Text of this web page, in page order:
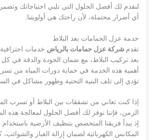
لنقدم لك أفضل الحلول التي تلبي احتياجاتك
أي أضرار محتملة، لأن راحتك هي أولويتنا.
خدمة عزل الحمامات بعد البلاط
تقدم شركة عزل حمامات بالرياض خدمات
بعد تركيب البلاط، مع ضمان الجودة والدقة في
أهمية هذه الخدمة في حماية دورات المياه من
تؤدي إلى تلف البنية التحتية وظهور مشاكل في
إذا كنت تعاني من تشققات بين البلاط أو تسرب
الزمن، فإننا نوفر لك أفضل الحلول لمعالجة هذه
إذ يبدأ فريقنا المتخصص بتنظيف الأرضية
المكانس الكهربائية لضمان إزالة الغبار